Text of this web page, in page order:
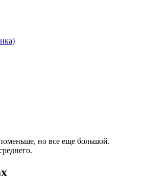
но все еще большой.